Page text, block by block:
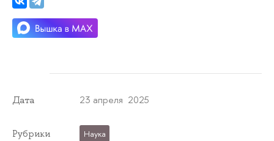
Дата 23 апреля 2025
Рубрики Наука